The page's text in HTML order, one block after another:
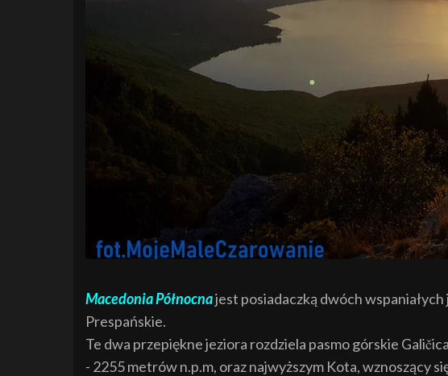
Macedonia Północnajest posiadaczką dwóch
Prespańskie.
Te dwa przepiękne jeziora rozdziela pasmo górskie
- 2255 metrów n.p.m, oraz najwyższym Kota, wznoszący